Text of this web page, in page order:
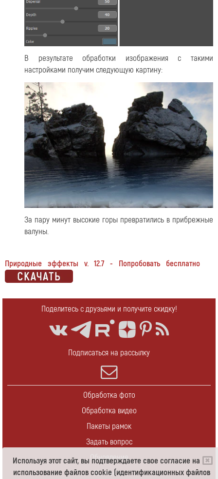
Используя этот сайт, вы подтверждаете свое согласие на
использование файлов cookie (идентификационных файлов
В результате обработки изображения с такими
настройками получим следующую картину:
За пару минут высокие горы превратились в прибрежные
валуны.
Природные эффекты v. 12.7 - Попробовать бесплатно
Поделитесь с друзьями и получите скидку!
Подписаться на рассылку
Обработка фото
Обработка видео
Пакеты рамок
Задать вопрос
Обновление
Контакты